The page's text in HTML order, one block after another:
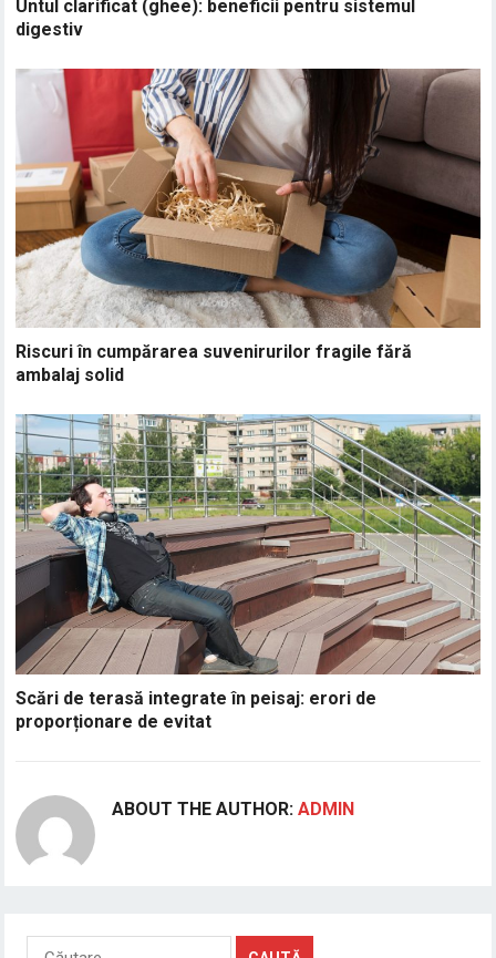
Untul clarificat (ghee): beneficii pentru sistemul
digestiv
Riscuri în cumpărarea suvenirurilor fragile fără
ambalaj solid
Scări de terasă integrate în peisaj: erori de
proporționare de evitat
ABOUT THE AUTHOR:ADMIN
Caută